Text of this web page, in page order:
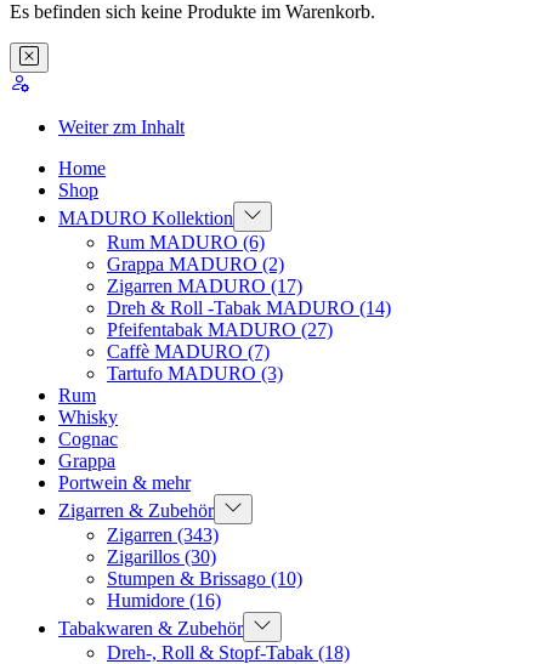
Es befinden sich keine Produkte im Warenkorb.
Weiter zm Inhalt
Home
Shop
MADURO Kollektion
Rum MADURO (6)
Grappa MADURO (2)
Zigarren MADURO (17)
Dreh & Roll -Tabak MADURO (14)
Pfeifentabak MADURO (27)
Caffè MADURO (7)
Tartufo MADURO (3)
Rum
Whisky
Cognac
Grappa
Portwein & mehr
Zigarren & Zubehör
Zigarren (343)
Zigarillos (30)
Stumpen & Brissago (10)
Humidore (16)
Tabakwaren & Zubehör
Dreh-, Roll & Stopf-Tabak (18)